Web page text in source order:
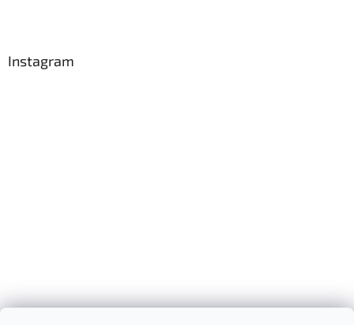
Instagram